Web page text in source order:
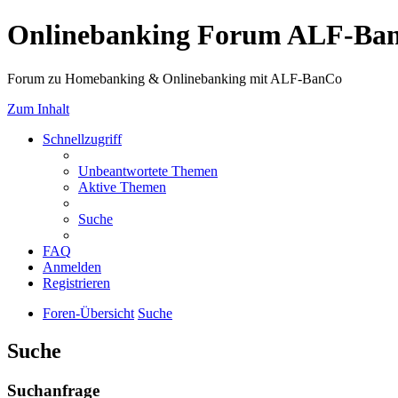
Onlinebanking Forum ALF-
Forum zu Homebanking & Onlinebanking mit ALF-BanCo
Zum Inhalt
Schnellzugriff
Unbeantwortete Themen
Aktive Themen
Suche
FAQ
Anmelden
Registrieren
Foren-Übersicht Suche
Suche
Suchanfrage